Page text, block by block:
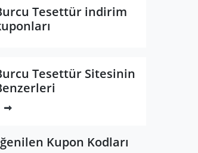
Tesettür indirim
Tesettür Sitesinin
Kupon Kodları